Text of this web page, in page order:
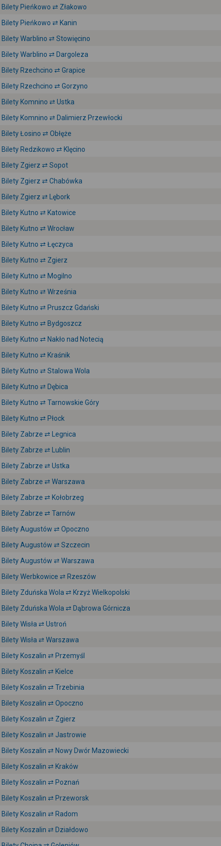
Bilety Pieńkowo ⇄ Złakowo
Bilety Pieńkowo ⇄ Kanin
Bilety Warblino ⇄ Stowięcino
Bilety Warblino ⇄ Dargoleza
Bilety Rzechcino ⇄ Grapice
Bilety Rzechcino ⇄ Gorzyno
Bilety Komnino ⇄ Ustka
Bilety Komnino ⇄ Dalimierz Przewłocki
Bilety Łosino ⇄ Obłęże
Bilety Redzikowo ⇄ Klęcino
Bilety Zgierz ⇄ Sopot
Bilety Zgierz ⇄ Chabówka
Bilety Zgierz ⇄ Lębork
Bilety Kutno ⇄ Katowice
Bilety Kutno ⇄ Wrocław
Bilety Kutno ⇄ Łęczyca
Bilety Kutno ⇄ Zgierz
Bilety Kutno ⇄ Mogilno
Bilety Kutno ⇄ Września
Bilety Kutno ⇄ Pruszcz Gdański
Bilety Kutno ⇄ Bydgoszcz
Bilety Kutno ⇄ Nakło nad Notecią
Bilety Kutno ⇄ Kraśnik
Bilety Kutno ⇄ Stalowa Wola
Bilety Kutno ⇄ Dębica
Bilety Kutno ⇄ Tarnowskie Góry
Bilety Kutno ⇄ Płock
Bilety Zabrze ⇄ Legnica
Bilety Zabrze ⇄ Lublin
Bilety Zabrze ⇄ Ustka
Bilety Zabrze ⇄ Warszawa
Bilety Zabrze ⇄ Kołobrzeg
Bilety Zabrze ⇄ Tarnów
Bilety Augustów ⇄ Opoczno
Bilety Augustów ⇄ Szczecin
Bilety Augustów ⇄ Warszawa
Bilety Werbkowice ⇄ Rzeszów
Bilety Zduńska Wola ⇄ Krzyż Wielkopolski
Bilety Zduńska Wola ⇄ Dąbrowa Górnicza
Bilety Wisła ⇄ Ustroń
Bilety Wisła ⇄ Warszawa
Bilety Koszalin ⇄ Przemyśl
Bilety Koszalin ⇄ Kielce
Bilety Koszalin ⇄ Trzebinia
Bilety Koszalin ⇄ Opoczno
Bilety Koszalin ⇄ Zgierz
Bilety Koszalin ⇄ Jastrowie
Bilety Koszalin ⇄ Nowy Dwór Mazowiecki
Bilety Koszalin ⇄ Kraków
Bilety Koszalin ⇄ Poznań
Bilety Koszalin ⇄ Przeworsk
Bilety Koszalin ⇄ Radom
Bilety Koszalin ⇄ Działdowo